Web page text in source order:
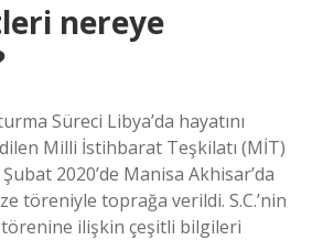
nereye
Süreci Libya’da hayatını
Milli İstihbarat Teşkilatı (MİT)
2020’de Manisa Akhisar’da
töreniyle toprağa verildi. S.C.’nin
törenine ilişkin çeşitli bilgileri